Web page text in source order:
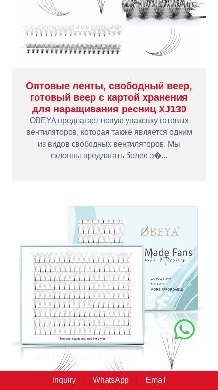
Оптовые ленты, свободный веер,
готовый веер с картой хранения
для наращивания ресниц XJ130
OBEYA предлагает новую упаковку готовых
вентиляторов, которая также является одним
из видов свободных вентиляторов. Мы
склонны предлагать более э�...
Inquiry WhatsApp Email